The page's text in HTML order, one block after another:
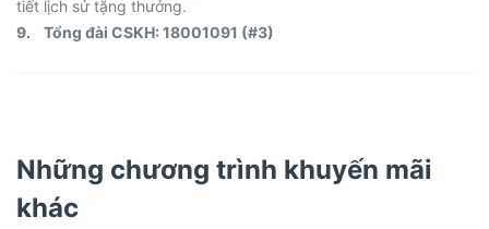
tiết lịch sử tặng thưởng.
9. Tổng đài CSKH: 18001091 (#3)
Những chương trình khuyến mãi
khác